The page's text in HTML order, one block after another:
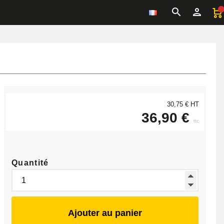
30,75 € HT
36,90 € ttc
Quantité
Ajouter au panier